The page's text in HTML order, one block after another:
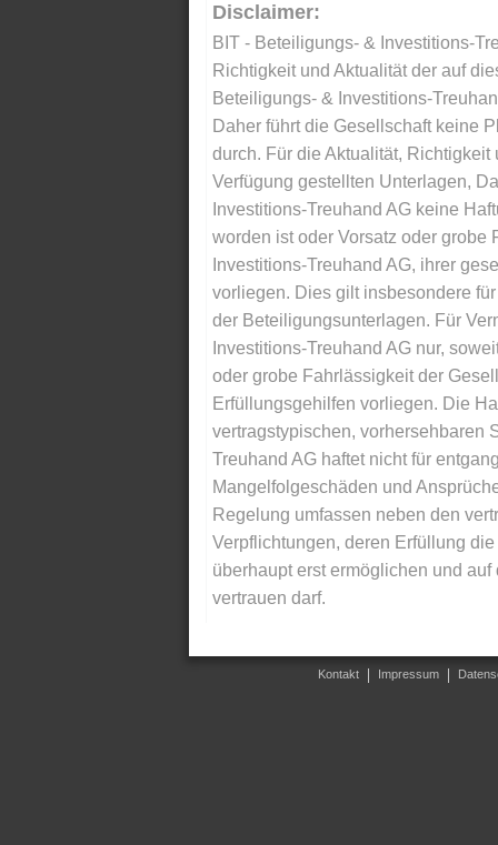
Disclaimer:
BIT - Beteiligungs- & Investitions-
Richtigkeit und Aktualität der auf
Beteiligungs- & Investitions-
Daher führt die Gesellschaft keine
durch. Für die Aktualität,
Verfügung gestellten Unterlagen,
Investitions-Treuhand AG keine
worden ist oder Vorsatz oder
Investitions-Treuhand AG, ihrer
vorliegen. Dies gilt insbesondere
der Beteiligungsunterlagen. Für
Investitions-Treuhand AG nur,
oder grobe Fahrlässigkeit der
Erfüllungsgehilfen vorliegen. Die
vertragstypischen, vorhersehbaren
Treuhand AG haftet nicht für
Mangelfolgeschäden und
Regelung umfassen neben den
Verpflichtungen, deren Erfüllung
überhaupt erst ermöglichen und
vertrauen darf.
Kontakt Impressum